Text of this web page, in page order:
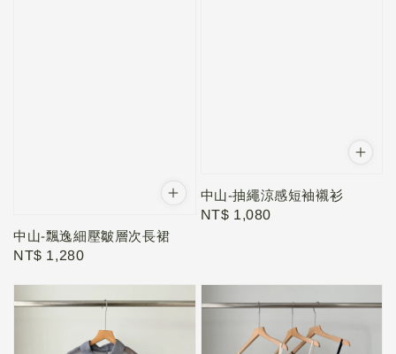
中山-飄逸細壓皺層次長裙
Regular
NT$ 1,280
中山-抽繩涼感短袖襯衫
Regular
NT$ 1,080